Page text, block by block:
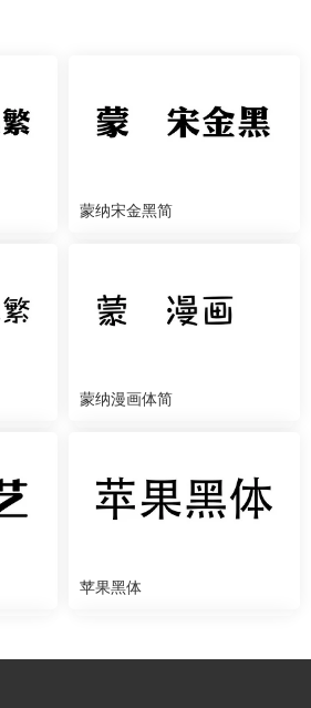
蒙纳宋金黑简
蒙纳漫画体简
苹果黑体